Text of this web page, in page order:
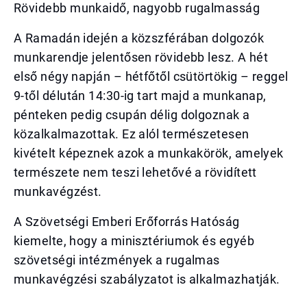
Rövidebb munkaidő, nagyobb rugalmasság
A Ramadán idején a közszférában dolgozók
munkarendje jelentősen rövidebb lesz. A hét
első négy napján – hétfőtől csütörtökig – reggel
9-től délután 14:30-ig tart majd a munkanap,
pénteken pedig csupán délig dolgoznak a
közalkalmazottak. Ez alól természetesen
kivételt képeznek azok a munkakörök, amelyek
természete nem teszi lehetővé a rövidített
munkavégzést.
A Szövetségi Emberi Erőforrás Hatóság
kiemelte, hogy a minisztériumok és egyéb
szövetségi intézmények a rugalmas
munkavégzési szabályzatot is alkalmazhatják.